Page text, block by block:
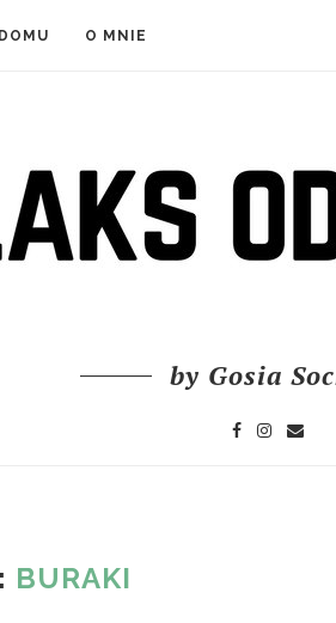
O MNIE
by Gosia
BURAKI